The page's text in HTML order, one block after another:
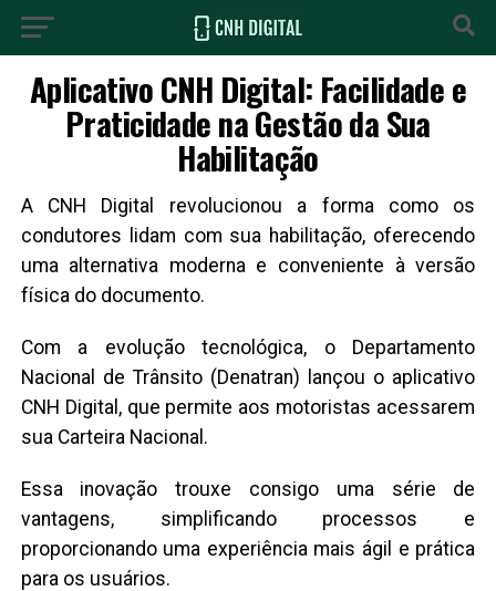
Aplicativo CNH Digital: Facilidade e
Praticidade na Gestão da Sua
Habilitação
A CNH Digital revolucionou a forma como os
condutores lidam com sua habilitação, oferecendo
uma alternativa moderna e conveniente à versão
física do documento.
Com a evolução tecnológica, o Departamento
Nacional de Trânsito (Denatran) lançou o aplicativo
CNH Digital, que permite aos motoristas acessarem
sua Carteira Nacional.
Essa inovação trouxe consigo uma série de
vantagens, simplificando processos e
proporcionando uma experiência mais ágil e prática
para os usuários.